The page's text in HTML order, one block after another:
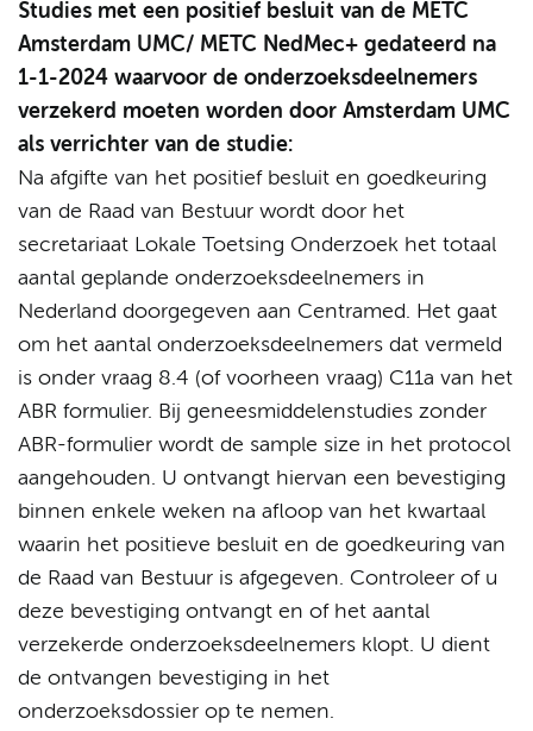
Studies met een positief besluit van de METC
Amsterdam UMC/ METC NedMec+ gedateerd na
1-1-2024 waarvoor de onderzoeksdeelnemers
verzekerd moeten worden door Amsterdam UMC
als verrichter van de studie:
Na afgifte van het positief besluit en goedkeuring
van de Raad van Bestuur wordt door het
secretariaat Lokale Toetsing Onderzoek het totaal
aantal geplande onderzoeksdeelnemers in
Nederland doorgegeven aan Centramed. Het gaat
om het aantal onderzoeksdeelnemers dat vermeld
is onder vraag 8.4 (of voorheen vraag) C11a van het
ABR formulier. Bij geneesmiddelenstudies zonder
ABR-formulier wordt de sample size in het protocol
aangehouden. U ontvangt hiervan een bevestiging
binnen enkele weken na afloop van het kwartaal
waarin het positieve besluit en de goedkeuring van
de Raad van Bestuur is afgegeven. Controleer of u
deze bevestiging ontvangt en of het aantal
verzekerde onderzoeksdeelnemers klopt. U dient
de ontvangen bevestiging in het
onderzoeksdossier op te nemen.